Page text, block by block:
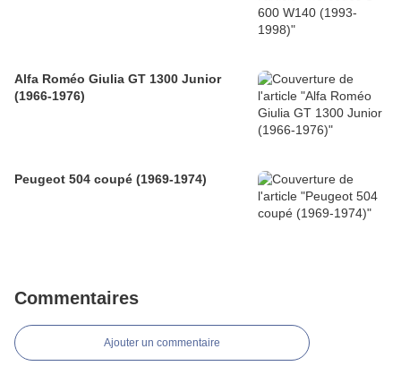
Alfa Roméo Giulia GT 1300 Junior
(1966-1976)
Peugeot 504 coupé (1969-1974)
Commentaires
Ajouter un commentaire